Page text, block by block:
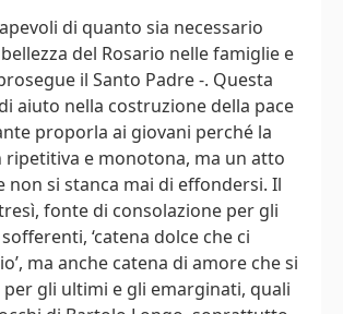
di quanto sia necessario
del Rosario nelle famiglie e
il Santo Padre -. Questa
aiuto nella costruzione della pace
proporla ai giovani perché la
ripetitiva e monotona, ma un atto
non si stanca mai di effondersi. Il
fonte di consolazione per gli
‘catena dolce che ci
ma anche catena di amore che si
gli ultimi e gli emarginati, quali